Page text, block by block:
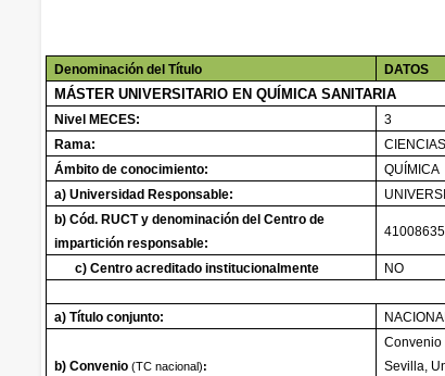
Denominación del Título DATOS
MÁSTER UNIVERSITARIO EN QUÍMICA SANITARIA
Nivel MECES:
3
Rama:
CIENCIAS
Ámbito de conocimiento:
QUÍMICA
a) Universidad Responsable:
b) Cód. RUCT y denominación del Centro de
impartición responsable:
c) Centro acreditado institucionalmente NO
a) Título conjunto:
b) Convenio (TC nacional):
Convenio
Sevilla,